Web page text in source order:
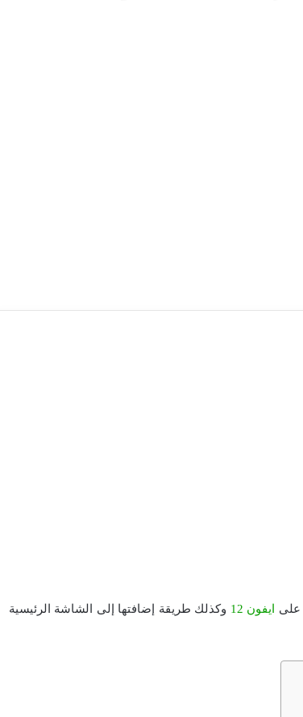
على ايفون 12
وكذلك طريقة إضافتها إلى الشاشة الرئيسية